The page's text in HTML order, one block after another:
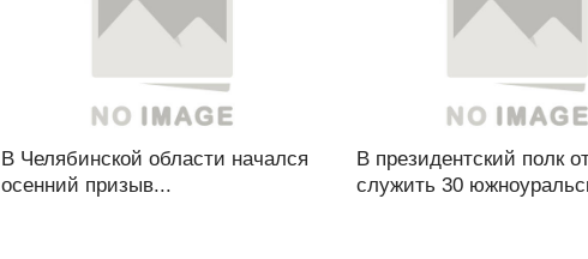
В Челябинской области начался
осенний призыв...
В президентский полк
служить 30